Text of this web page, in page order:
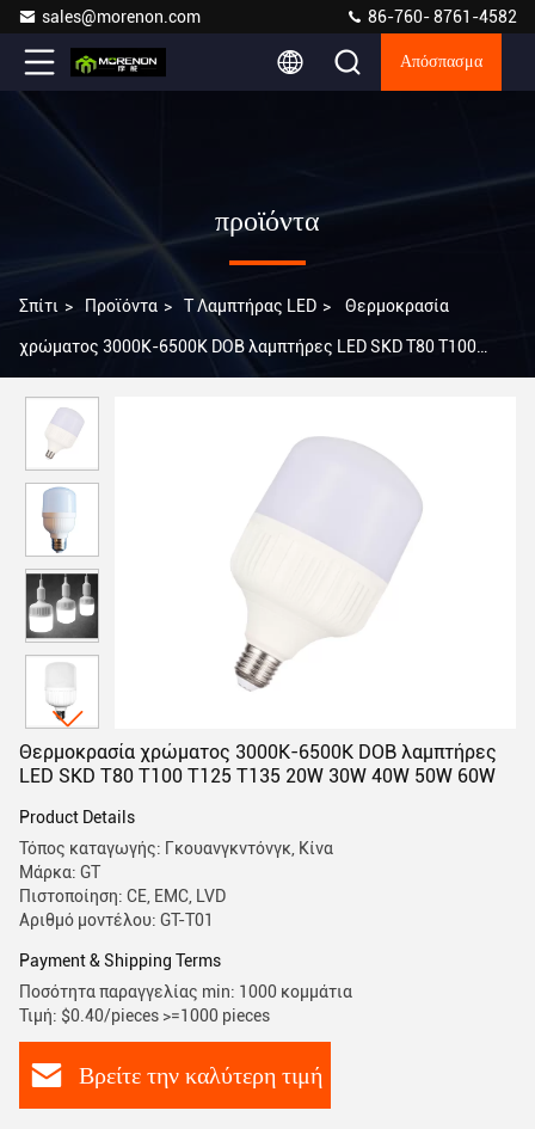
sales@morenon.com 86-760- 8761-4582
Απόσπασμα
προϊόντα
Σπίτι > Προϊόντα > T Λαμπτήρας LED > Θερμοκρασία
χρώματος 3000K-6500K DOB λαμπτήρες LED SKD T80 T100
Θερμοκρασία χρώματος 3000K-6500K DOB λαμπτήρες
LED SKD T80 T100 T125 T135 20W 30W 40W 50W 60W
Product Details
Τόπος καταγωγής: Γκουανγκντόνγκ, Κίνα
Μάρκα: GT
Πιστοποίηση: CE, EMC, LVD
Αριθμό μοντέλου: GT-T01
Payment & Shipping Terms
Ποσότητα παραγγελίας min: 1000 κομμάτια
Τιμή: $0.40/pieces >=1000 pieces
Βρείτε την καλύτερη τιμή